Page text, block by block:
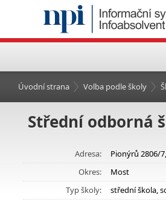
Úvodní strana Volba podle školy
Střední odborná
Adresa:
Pionýrů 2806/
Okres:
Most
Typ školy:
střední škola,